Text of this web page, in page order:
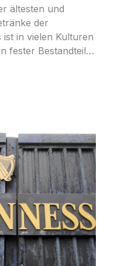
ältesten und
der
ist in vielen Kulturen
fester Bestandteil…